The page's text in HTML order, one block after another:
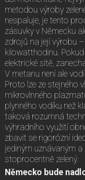
metodou výroby
nespaluje, je tento
zásuvky v Německu
zdrojů na její výrobu
kilowatthodinu.
elektrické sítě,
V metanu není ale
Proto lze ze stejného
mikrovlnného
plynného vodíku než
taková rozumná
výhradního využití
zbavit se rigorózní
jediným uznávaným
stoprocentně zelený.
Německo bude